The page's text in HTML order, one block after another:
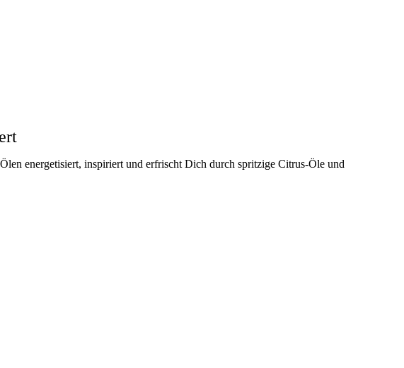
energetisiert, inspiriert und erfrischt Dich durch spritzige Citrus-Öle und